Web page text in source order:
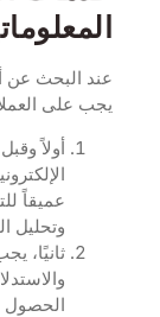
عند البحث عن
يجب على
أولاً
عميقاً
وتحليل
ثانيًا،
الحصول